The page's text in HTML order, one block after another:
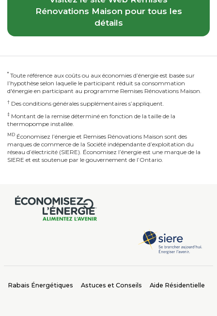
Rénovations Maison pour tous les
détails
* Toute référence aux coûts ou aux économies d’énergie est basée sur
l’hypothèse selon laquelle le participant réduit sa consommation
d'énergie en participant au programme Remises Rénovations Maison.
† Des conditions générales supplémentaires s’appliquent.
‡ Montant de la remise déterminé en fonction de la taille de la
thermopompe installée.
MD Économisez l’énergie et Remises Rénovations Maison sont des
marques de commerce de la Société indépendante d’exploitation du
réseau d’électricité (SIERE). Économisez l’énergie est une marque de la
SIERE et est soutenue par le gouvernement de l’Ontario.
Rabais Énergétiques Astuces et Conseils Aide Résidentielle